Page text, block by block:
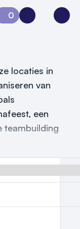
0
Aanvraag 0Inloggen
locaties in
van
een
teambuilding